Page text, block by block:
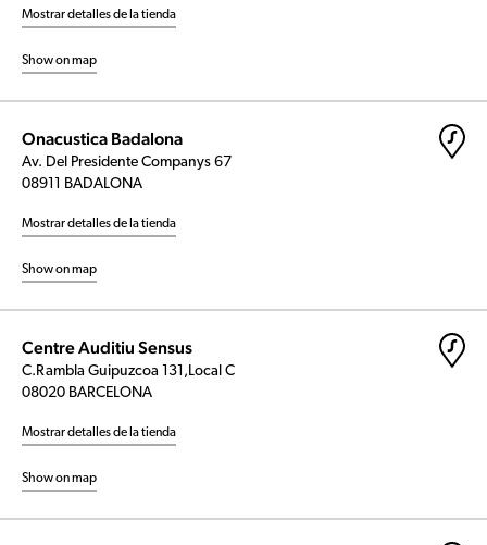
Mostrar detalles de la tienda
Show on map
Onacustica Badalona
Av. Del Presidente Companys 67
08911 BADALONA
Mostrar detalles de la tienda
Show on map
Centre Auditiu Sensus
C.Rambla Guipuzcoa 131,Local C
08020 BARCELONA
Mostrar detalles de la tienda
Show on map